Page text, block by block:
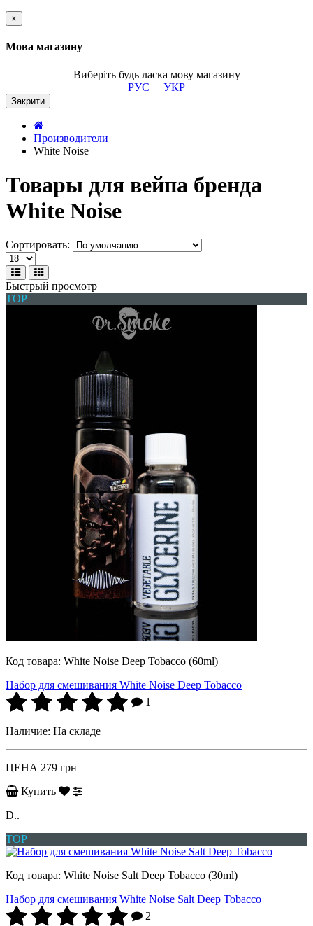
×
Мова магазину
Виберіть будь ласка мову магазину
РУС
УКР
Закрити
Производители
White Noise
Товары для вейпа бренда
White Noise
Сортировать:
Быстрый просмотр
TOP
Код товара: White Noise Deep Tobacco (60ml)
Набор для смешивания White Noise Deep Tobacco
1
Наличие: На складе
ЦЕНА 279 грн
Купить
D..
TOP
Код товара: White Noise Salt Deep Tobacco (30ml)
Набор для смешивания White Noise Salt Deep Tobacco
2